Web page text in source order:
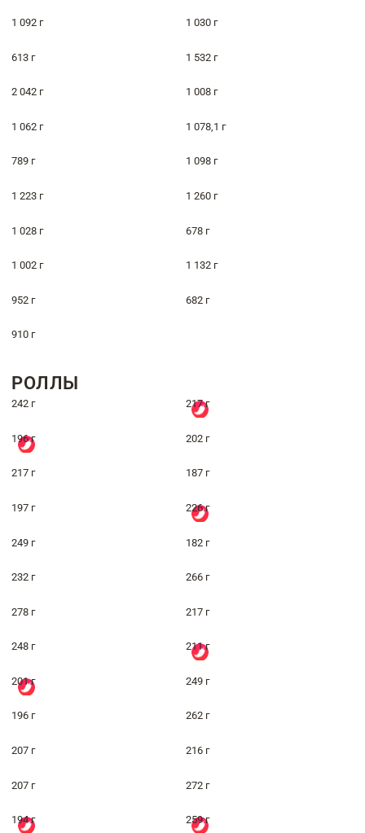
1 092 г 1 030 г
613 г 1 532 г
2 042 г 1 008 г
1 062 г 1 078,1 г
789 г 1 098 г
1 223 г 1 260 г
1 028 г 678 г
1 002 г 1 132 г
952 г 682 г
910 г
РОЛЛЫ
242 г 217 г
196 г 202 г
217 г 187 г
197 г 226 г
249 г 182 г
232 г 266 г
278 г 217 г
248 г 211 г
201 г 249 г
196 г 262 г
207 г 216 г
207 г 272 г
194 г 259 г